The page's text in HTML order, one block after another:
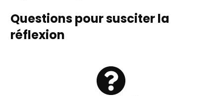
Questions pour susciter la
réflexion